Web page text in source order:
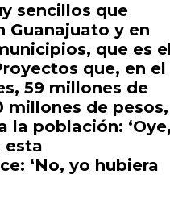
sencillos que
Guanajuato y en
que es
que, en el
59 millones de
millones de pesos,
la población:
esta
‘No, yo hubiera